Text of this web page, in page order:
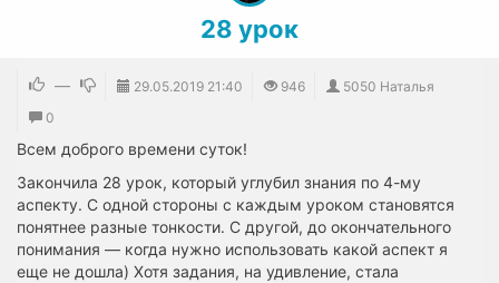
28 урок
— 29.05.2019 21:40 946
5050 Наталья
0
Всем доброго времени суток!
Закончила 28 урок, который углубил знания по 4-му
аспекту. С одной стороны с каждым уроком становятся
понятнее разные тонкости. С другой, до окончательного
понимания — когда нужно использовать какой аспект я
еще не дошла) Хотя задания, на удивление, стала